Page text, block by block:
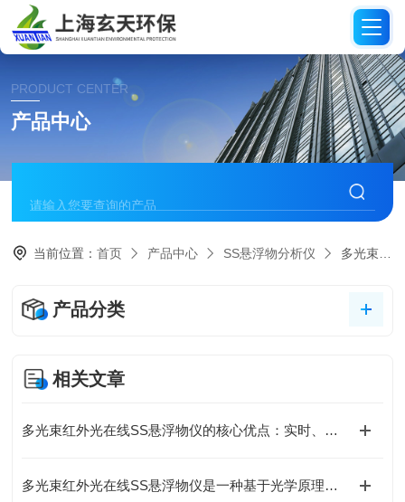
PRODUCT CENTER
产品中心
当前位置：首页 产品中心 SS悬浮物分析仪 多光束红外光在线SS悬浮物仪
产品分类
相关文章
多光束红外光在线SS悬浮物仪的核心优点：实时、稳定、低维护
多光束红外光在线SS悬浮物仪是一种基于光学原理的在线监测设备